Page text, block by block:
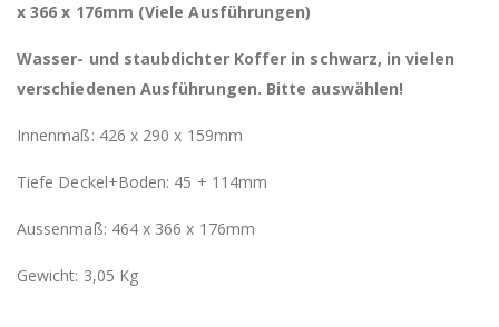
x 366 x 176mm (Viele Ausführungen)
Wasser- und staubdichter Koffer in schwarz, in vielen
verschiedenen Ausführungen. Bitte auswählen!
Innenmaß: 426 x 290 x 159mm
Tiefe Deckel+Boden: 45 + 114mm
Aussenmaß: 464 x 366 x 176mm
Gewicht: 3,05 Kg